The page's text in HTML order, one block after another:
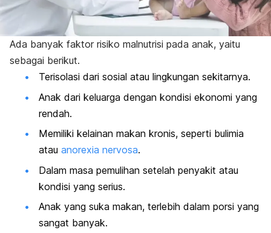
Ada banyak faktor risiko malnutrisi pada anak, yaitu
sebagai berikut.
Terisolasi dari sosial atau lingkungan sekitarnya.
Anak dari keluarga dengan kondisi ekonomi yang
rendah.
Memiliki kelainan makan kronis, seperti bulimia
atau anorexia nervosa.
Dalam masa pemulihan setelah penyakit atau
kondisi yang serius.
Anak yang suka makan, terlebih dalam porsi yang
sangat banyak.